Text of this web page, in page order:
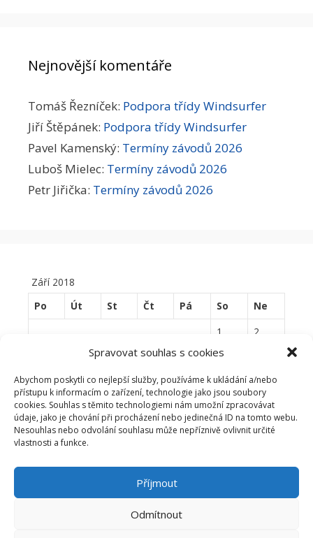
Spravovat souhlas s cookies
Abychom poskytli co nejlepší služby, používáme k ukládání a/nebo
přístupu k informacím o zařízení, technologie jako jsou soubory
cookies. Souhlas s těmito technologiemi nám umožní zpracovávat
údaje, jako je chování při procházení nebo jedinečná ID na tomto webu.
Nesouhlas nebo odvolání souhlasu může nepříznivě ovlivnit určité
vlastnosti a funkce.
Příjmout
Odmítnout
Nejnovější komentáře
Tomáš Řezníček: Podpora třídy Windsurfer
Jiří Štěpánek: Podpora třídy Windsurfer
Pavel Kamenský: Termíny závodů 2026
Luboš Mielec: Termíny závodů 2026
Petr Jiřička: Termíny závodů 2026
Září 2018
Po
Út St Čt Pá So
Ne
1
2
5 6 7 8
10
11 12 13 14 15
16
17
18 19 20 21 22
23
24
25 26 27 28 29 30
« Srp Říj »